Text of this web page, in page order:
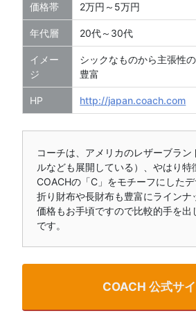
価格帯 2万円～5万円
年代層 20代～30代
イメー
ジ
シックなものから主張性
豊富
HP http://japan.coach.com
コーチは、アメリカのレザーブラン
ルなども展開している）、やはり特
COACHの「C」をモチーフにした
折り財布や長財布も豊富にラインナ
価格もお手頃ですので比較的手を出
です。
COACH 公式サ